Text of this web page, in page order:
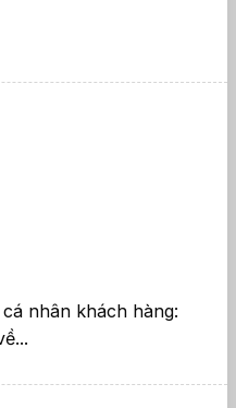
nhân khách hàng: